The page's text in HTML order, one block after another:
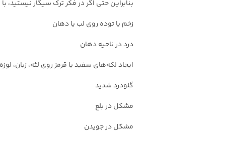
بنابراین حتی اگر در فکر ترک سیگار نیستید،
زخم یا توده روی لب یا دهان
درد در ناحیه دهان
ایجاد لکه‌های سفید یا قرمز روی لثه، زبان،
گلودرد شدید
مشکل در بلع
مشکل در جویدن